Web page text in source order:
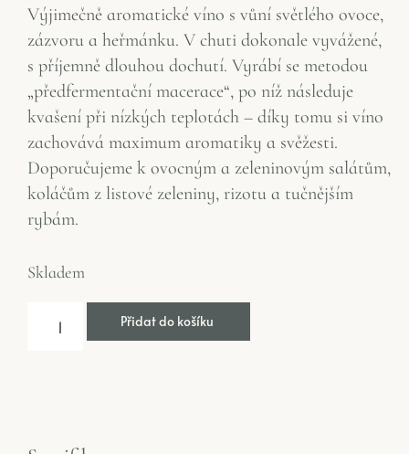
Výjimečně aromatické víno s vůní světlého ovoce,
zázvoru a heřmánku. V chuti dokonale vyvážené,
s příjemně dlouhou dochutí. Vyrábí se metodou
„předfermentační macerace“, po níž následuje
kvašení při nízkých teplotách – díky tomu si víno
zachovává maximum aromatiky a svěžesti.
Doporučujeme k ovocným a zeleninovým salátům,
koláčům z listové zeleniny, rizotu a tučnějším
rybám.
Skladem
Přidat do košíku